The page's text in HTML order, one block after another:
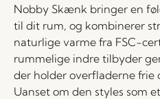
Nobby Skænk bringer en
til dit rum, og kombinerer
naturlige varme fra FSC-
rummelige indre tilbyder
der holder overfladerne frie
Uanset om den styles som